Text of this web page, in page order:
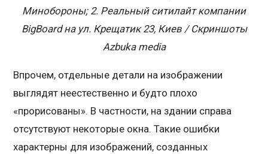
Минобороны; 2. Реальный ситилайт компании
BigBoard на ул. Крещатик 23, Киев / Скриншоты
Azbuka media
Впрочем, отдельные детали на изображении
выглядят неестественно и будто плохо
«прорисованы». В частности, на здании справа
отсутствуют некоторые окна. Такие ошибки
характерны для изображений, созданных